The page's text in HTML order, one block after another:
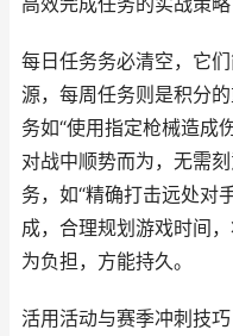
每日任务务必清空，它
源，每周任务则是积分
务如“使用指定枪械造成
对战中顺势而为，无需
务，如“精确打击远处对
成，合理规划游戏时间
为负担，方能持久。
活用活动与赛季冲刺技巧